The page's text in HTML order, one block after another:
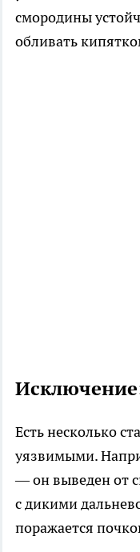
смородины
обливать
Есть несколько
уязвимыми.
— он выведен от
с дикими
поражается